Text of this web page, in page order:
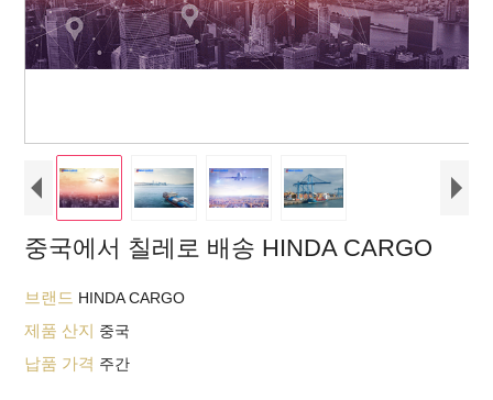
중국에서 칠레로 배송 HINDA CARGO
브랜드 HINDA CARGO
제품 산지 중국
납품 가격 주간